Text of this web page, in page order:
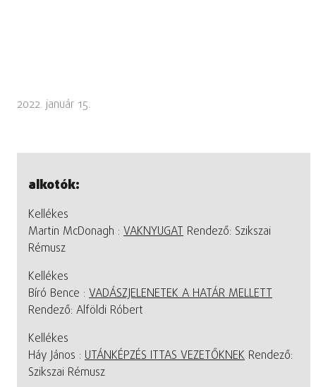
2022. január 15.
alkotók:
Kellékes
Martin McDonagh : VAKNYUGAT Rendező: Szikszai
Rémusz
Kellékes
Bíró Bence : VADÁSZJELENETEK A HATÁR MELLETT
Rendező: Alföldi Róbert
Kellékes
Háy János : UTÁNKÉPZÉS ITTAS VEZETŐKNEK Rendező:
Szikszai Rémusz